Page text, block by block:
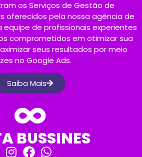
os Serviços de Gestão de
oferecidos pela nossa agência de
equipe de profissionais experientes
comprometidos em otimizar sua
seus resultados por meio
no Google Ads.
Saiba Mais
BUSSINES